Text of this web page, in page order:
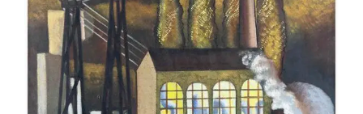
BIOGRAPHIE
CATALOGUE DES OEUVRES
CONTACT